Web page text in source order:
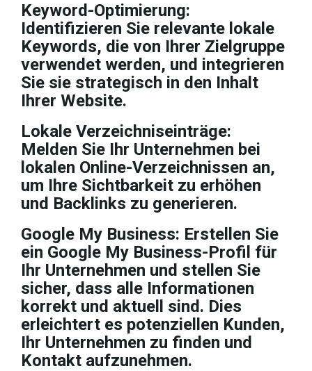
Keyword-Optimierung:
Identifizieren Sie relevante lokale
Keywords, die von Ihrer Zielgruppe
verwendet werden, und integrieren
Sie sie strategisch in den Inhalt
Ihrer Website.
Lokale Verzeichniseinträge:
Melden Sie Ihr Unternehmen bei
lokalen Online-Verzeichnissen an,
um Ihre Sichtbarkeit zu erhöhen
und Backlinks zu generieren.
Google My Business: Erstellen Sie
ein Google My Business-Profil für
Ihr Unternehmen und stellen Sie
sicher, dass alle Informationen
korrekt und aktuell sind. Dies
erleichtert es potenziellen Kunden,
Ihr Unternehmen zu finden und
Kontakt aufzunehmen.